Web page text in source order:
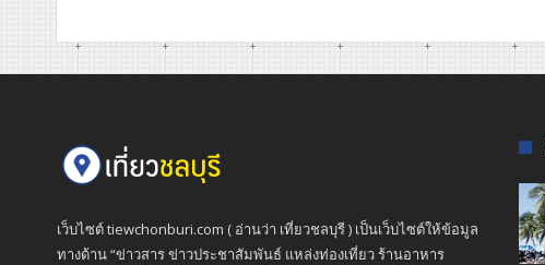
เว็บไซต์ tiewchonburi.com ( อ่านว่า เที่ยวชลบุรี ) เป็นเว็บไซต์ให้ข้อมูล
ทางด้าน “ข่าวสาร ข่าวประชาสัมพันธ์ แหล่งท่องเที่ยว ร้านอาหาร